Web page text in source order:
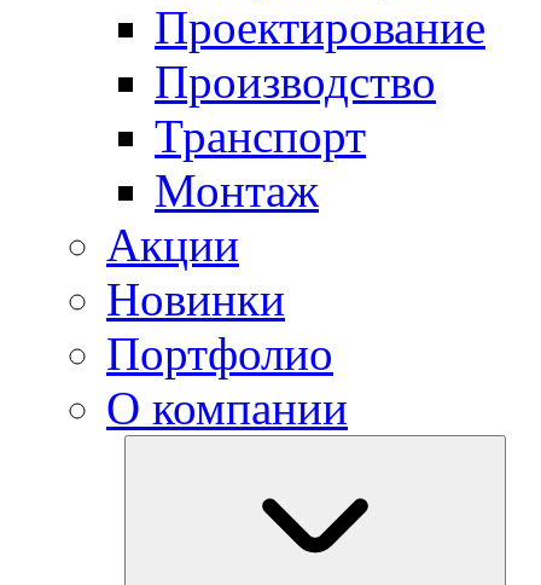
Проектирование
Производство
Транспорт
Монтаж
Акции
Новинки
Портфолио
О компании